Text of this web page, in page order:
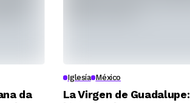
da
Iglesía México
La Virgen de Guadalupe: